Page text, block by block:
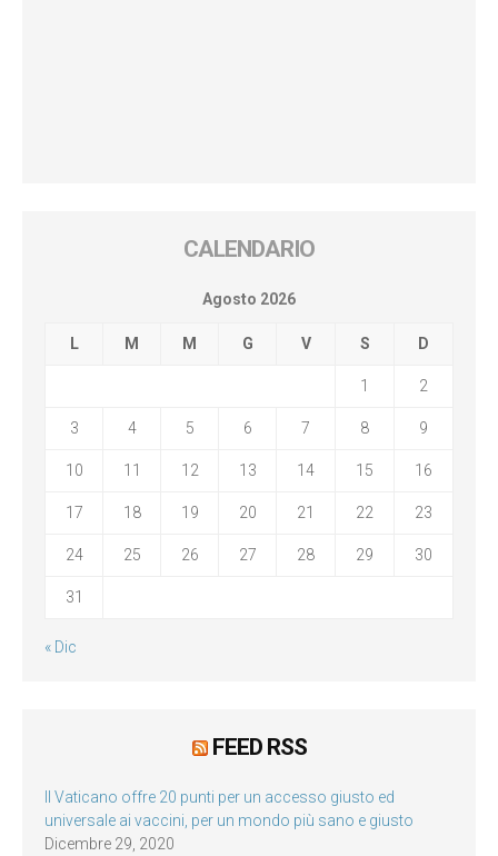
CALENDARIO
Agosto 2026
L M M G V S D
1 2
3 4 5 6 7 8 9
10 11 12 13 14 15 16
17 18 19 20 21 22 23
24 25 26 27 28 29 30
31
« Dic
FEED RSS
Il Vaticano offre 20 punti per un accesso giusto ed
universale ai vaccini, per un mondo più sano e giusto
Dicembre 29, 2020